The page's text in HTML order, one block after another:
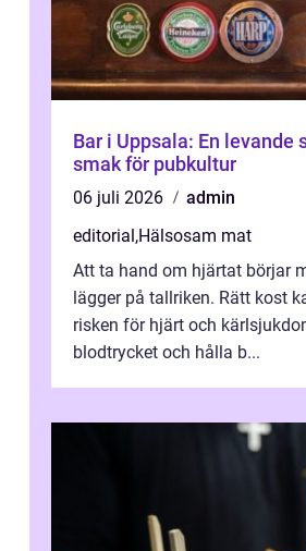
Bar i Uppsala: En levande
smak för pubkultur
06 juli 2026
admin
editorial,Hälsosam mat
Att ta hand om hjärtat börjar
lägger på tallriken. Rätt kost
risken för hjärt och
blodtrycket och hålla b...